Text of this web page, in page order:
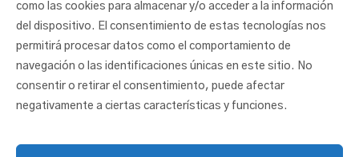
como las cookies para almacenar y/o acceder a la información
del dispositivo. El consentimiento de estas tecnologías nos
permitirá procesar datos como el comportamiento de
navegación o las identificaciones únicas en este sitio. No
consentir o retirar el consentimiento, puede afectar
negativamente a ciertas características y funciones.